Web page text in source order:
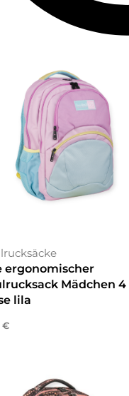
VIEW
ergonomischer
Mädchen 4
lila
€